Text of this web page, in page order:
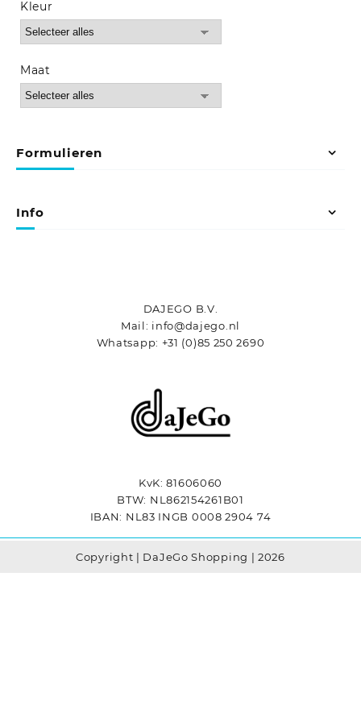
Kleur
Maat
Formulieren
Info
DAJEGO B.V.
Mail: info@dajego.nl
Whatsapp: +31 (0)85 250 2690
KvK: 81606060
BTW: NL862154261B01
IBAN: NL83 INGB 0008 2904 74
Copyright | DaJeGo Shopping | 2026